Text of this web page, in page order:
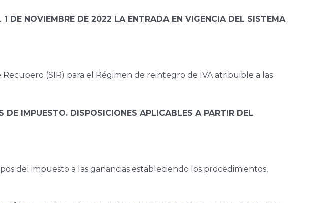
DE NOVIEMBRE DE 2022 LA ENTRADA EN VIGENCIA DEL SISTEMA
(SIR) para el Régimen de reintegro de IVA atribuible a las
IMPUESTO. DISPOSICIONES APLICABLES A PARTIR DEL
del impuesto a las ganancias estableciendo los procedimientos,